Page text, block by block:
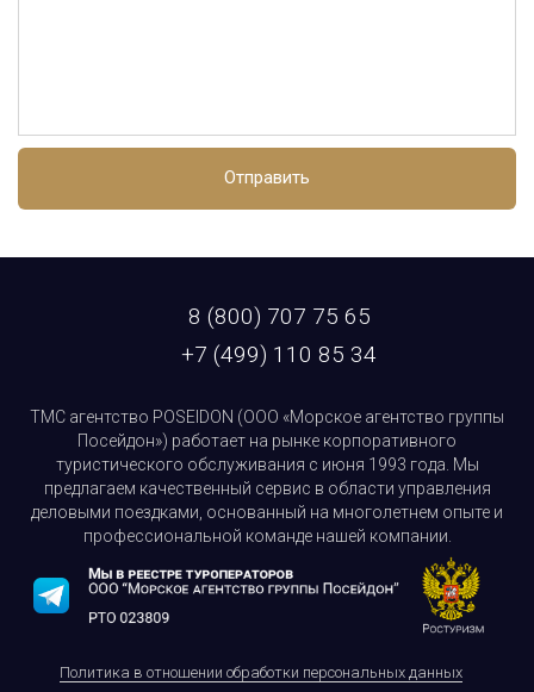
Отправить
8 (800) 707 75 65
+7 (499) 110 85 34
ТМС агентство POSEIDON (ООО «Морское агентство группы
Посейдон») работает на рынке корпоративного
туристического обслуживания с июня 1993 года. Мы
предлагаем качественный сервис в области управления
деловыми поездками, основанный на многолетнем опыте и
профессиональной команде нашей компании.
Политика в отношении обработки персональных данных